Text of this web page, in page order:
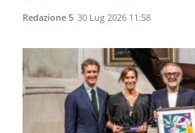
Redazione 5 30 Lug 2026 11:58